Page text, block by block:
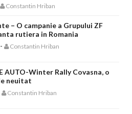
Constantin Hriban
– O campanie a Grupului ZF
rutiera in Romania
- Constantin Hriban
AUTO-Winter Rally Covasna, o
neuitat
Constantin Hriban